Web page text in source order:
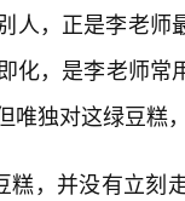
人，正是李老师
化，是李老师
唯独对这绿豆糕
糕，并没有立